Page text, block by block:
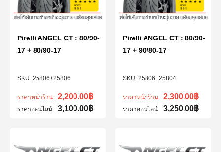
25806+25806
Pirelli ANGEL CT : 80/90-
17 + 80/90-17
ราคาหน้าร้าน 2,200.00฿
ราคาออนไลน์ 3,100.00฿
25806+25804
Pirelli ANGEL CT : 80/90-
17 + 90/80-17
ราคาหน้าร้าน 2,300.00฿
ราคาออนไลน์ 3,250.00฿